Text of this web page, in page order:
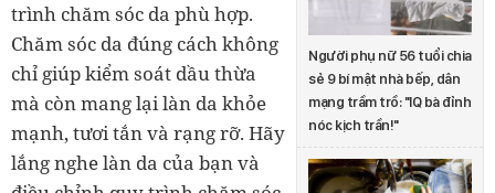
Người phụ nữ 56 tuổi chia
sẻ 9 bí mật nhà bếp, dân
mạng trầm trồ: "IQ bà đỉnh
nóc kịch trần!"
trình chăm sóc da phù hợp.
Chăm sóc da đúng cách không
chỉ giúp kiểm soát dầu thừa
mà còn mang lại làn da khỏe
mạnh, tươi tắn và rạng rỡ. Hãy
lắng nghe làn da của bạn và